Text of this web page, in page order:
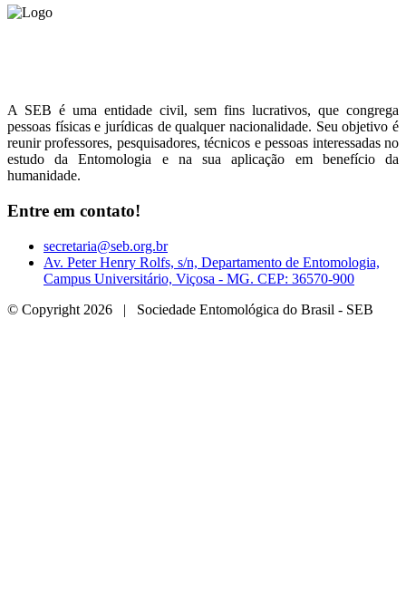
A SEB é uma entidade civil, sem fins lucrativos, que congrega
pessoas físicas e jurídicas de qualquer nacionalidade. Seu objetivo é
reunir professores, pesquisadores, técnicos e pessoas interessadas no
estudo da Entomologia e na sua aplicação em benefício da
humanidade.
Entre em contato!
secretaria@seb.org.br
Av. Peter Henry Rolfs, s/n, Departamento de Entomologia,
Campus Universitário, Viçosa - MG. CEP: 36570-900
© Copyright 2026 | Sociedade Entomológica do Brasil - SEB